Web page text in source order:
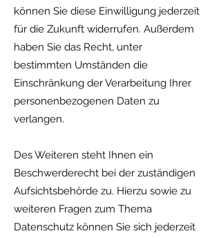
können Sie diese Einwilligung jederzeit
für die Zukunft widerrufen. Außerdem
haben Sie das Recht, unter
bestimmten Umständen die
Einschränkung der Verarbeitung Ihrer
personenbezogenen Daten zu
verlangen.
Des Weiteren steht Ihnen ein
Beschwerderecht bei der zuständigen
Aufsichtsbehörde zu. Hierzu sowie zu
weiteren Fragen zum Thema
Datenschutz können Sie sich jederzeit